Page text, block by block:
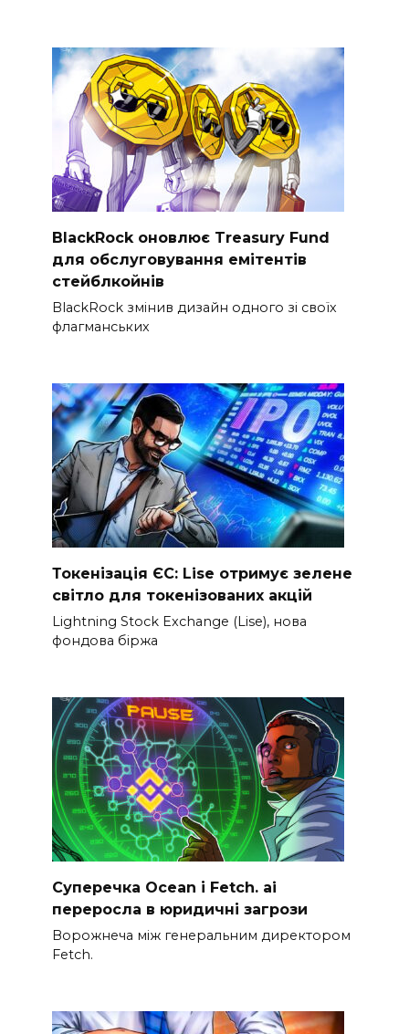
BlackRock оновлює Treasury Fund
для обслуговування емітентів
стейблкойнів
BlackRock змінив дизайн одного зі своїх
флагманських
Токенізація ЄС: Lise отримує зелене
світло для токенізованих акцій
Lightning Stock Exchange (Lise), нова
фондова біржа
Суперечка Ocean і Fetch. ai
переросла в юридичні загрози
Ворожнеча між генеральним директором
Fetch.